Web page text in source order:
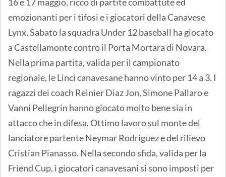
emozionanti per i tifosi e i giocatori della Canavese
Lynx. Sabato la squadra Under 12 baseball ha giocato
a Castellamonte contro il Porta Mortara di Novara.
Nella prima partita, valida per il campionato
regionale, le Linci canavesane hanno vinto per 14 a 3. I
ragazzi dei coach Reinier Diaz Jon, Simone Pallaro e
Vanni Pellegrin hanno giocato molto bene sia in
attacco che in difesa. Ottimo lavoro sul monte del
lanciatore partente Neymar Rodriguez e del rilievo
Cristian Pianasso. Nella secondo sfida, valida per la
Friend Cup, i giocatori canavesani si sono imposti per